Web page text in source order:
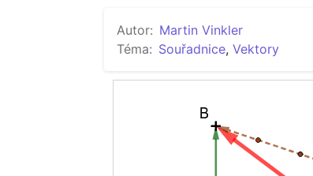
Autor: Martin Vinkler
Téma: Souřadnice, Vektory